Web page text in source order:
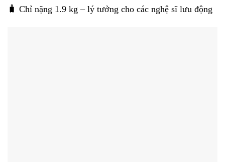
🧳 Chỉ nặng 1.9 kg – lý tưởng cho các nghệ sĩ lưu động